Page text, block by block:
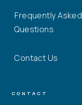
Frequently Asked
Questions
Contact Us
CONTACT